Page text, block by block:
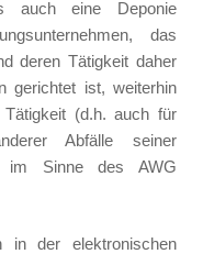
auch eine Deponie
das
deren Tätigkeit daher
gerichtet ist, weiterhin
(d.h. auch für
Abfälle seiner
im Sinne des AWG
in der elektronischen